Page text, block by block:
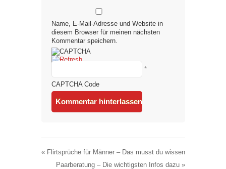
Name, E-Mail-Adresse und Website in
diesem Browser für meinen nächsten
Kommentar speichern.
CAPTCHA Code
*
«Flirtsprüche für Männer – Das musst du wissen
Paarberatung – Die wichtigsten Infos dazu »